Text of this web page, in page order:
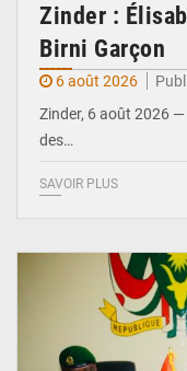
Zinder :
Birni Garçon
6 août 2026
Zinder, 6 août 2026
des…
SAVOIR PLUS